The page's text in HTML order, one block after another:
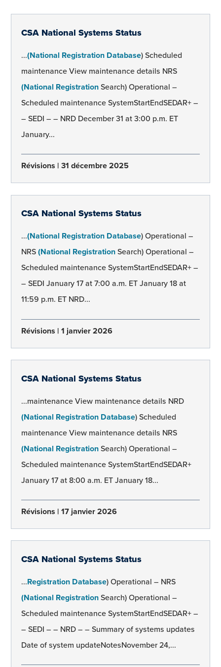
CSA National Systems Status
...(National Registration Database) Scheduled
maintenance View maintenance details NRS
(National RegistrationSearch) Operational –
Scheduled maintenance SystemStartEndSEDAR+ –
– SEDI – – NRD December 31 at 3:00 p.m. ET
January...
Révisions 31 décembre 2025
CSA National Systems Status
...(National Registration Database) Operational –
NRS(National RegistrationSearch) Operational –
Scheduled maintenance SystemStartEndSEDAR+ –
– SEDI January 17 at 7:00 a.m. ET January 18 at
11:59 p.m. ET NRD...
Révisions 1 janvier 2026
CSA National Systems Status
...maintenance View maintenance details NRD
(National Registration Database) Scheduled
maintenance View maintenance details NRS
(National RegistrationSearch) Operational –
Scheduled maintenance SystemStartEndSEDAR+
January 17 at 8:00 a.m. ET January 18...
Révisions 17 janvier 2026
CSA National Systems Status
...Registration Database) Operational – NRS
(National RegistrationSearch) Operational –
Scheduled maintenance SystemStartEndSEDAR+ –
– SEDI – – NRD – – Summary of systems updates
Date of system updateNotesNovember 24,...